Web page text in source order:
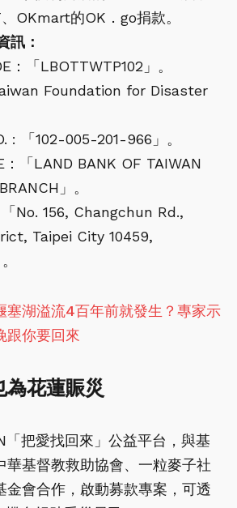
OKmart的OK．go捐款。
訊：
：「LBOTTWTP102」。
Foundation for Disaster
: 「102-005-201-966」。
「LAND BANK OF TAIWAN
」。
No. 156, Changchun Rd.,
Taipei City 10459,
塞湖溢流4百年前就發生？專家示
跟你要回來
為花蓮賑災
「把愛找回來」公益平台，與基
華基督教救助協會、一粒麥子社
金會合作，啟動募款專案，可透